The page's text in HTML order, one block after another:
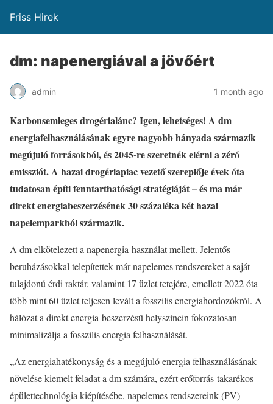
Friss Hirek
dm: napenergiával a jövőért
admin 1 month ago
Karbonsemleges drogérialánc? Igen, lehetséges! A dm
energiafelhasználásának egyre nagyobb hányada származik
megújuló forrásokból, és 2045-re szeretnék elérni a zéró
emissziót. A hazai drogériapiac vezető szereplője évek óta
tudatosan építi fenntarthatósági stratégiáját – és ma már
direkt energiabeszerzésének 30 százaléka két hazai
napelemparkból származik.
A dm elkötelezett a napenergia-használat mellett. Jelentős
beruházásokkal telepítettek már napelemes rendszereket a saját
tulajdonú érdi raktár, valamint 17 üzlet tetejére, emellett 2022 óta
több mint 60 üzlet teljesen levált a fosszilis energiahordozókról. A
hálózat a direkt energia-beszerzésű helyszínein fokozatosan
minimalizálja a fosszilis energia felhasználását.
„Az energiahatékonyság és a megújuló energia felhasználásának
növelése kiemelt feladat a dm számára, ezért erőforrás-takarékos
épülettechnológia kiépítésébe, napelemes rendszereink (PV)